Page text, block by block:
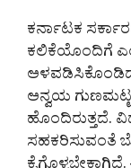
ಕರ್ನಾಟಕ
ಕಲಿಕೆಯೊಂದಿಗೆ
ಅನ್ವಯ
ಹೊಂದಿರುತ್ತದೆ.
ಸಹಕರಿಸುವಂತೆ